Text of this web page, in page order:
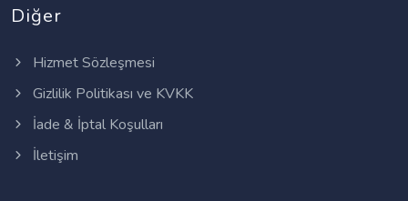
Diğer
Hizmet Sözleşmesi
Gizlilik Politikası ve KVKK
İade & İptal Koşulları
İletişim